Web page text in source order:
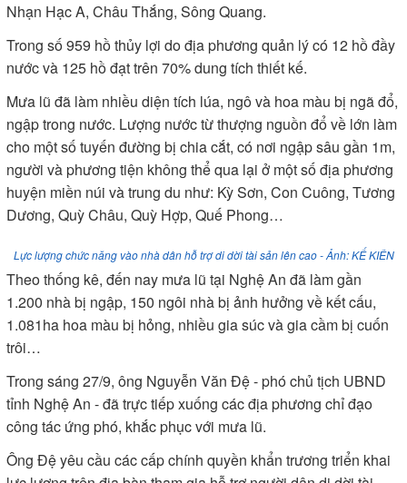
Nhạn Hạc A, Châu Thắng, Sông Quang.
Trong số 959 hồ thủy lợi do địa phương quản lý có 12 hồ đầy
nước và 125 hồ đạt trên 70% dung tích thiết kế.
Mưa lũ đã làm nhiều diện tích lúa, ngô và hoa màu bị ngã đổ,
ngập trong nước. Lượng nước từ thượng nguồn đổ về lớn làm
cho một số tuyến đường bị chia cắt, có nơi ngập sâu gần 1m,
người và phương tiện không thể qua lại ở một số địa phương
huyện miền núi và trung du như: Kỳ Sơn, Con Cuông, Tương
Dương, Quỳ Châu, Quỳ Hợp, Quế Phong…
Lực lượng chức năng vào nhà dân hỗ trợ di dời tài sản lên cao - Ảnh: KẾ KIÊN
Theo thống kê, đến nay mưa lũ tại Nghệ An đã làm gần
1.200 nhà bị ngập, 150 ngôi nhà bị ảnh hưởng về kết cấu,
1.081ha hoa màu bị hỏng, nhiều gia súc và gia cầm bị cuốn
trôi…
Trong sáng 27/9, ông Nguyễn Văn Đệ - phó chủ tịch UBND
tỉnh Nghệ An - đã trực tiếp xuống các địa phương chỉ đạo
công tác ứng phó, khắc phục với mưa lũ.
Ông Đệ yêu cầu các cấp chính quyền khẩn trương triển khai